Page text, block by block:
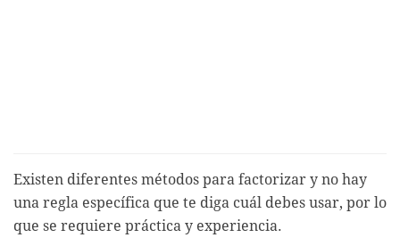
Existen diferentes métodos para factorizar y no hay
una regla específica que te diga cuál debes usar, por lo
que se requiere práctica y experiencia.